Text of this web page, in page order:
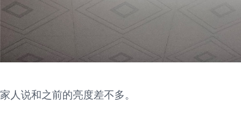
家人说和之前的亮度差不多。